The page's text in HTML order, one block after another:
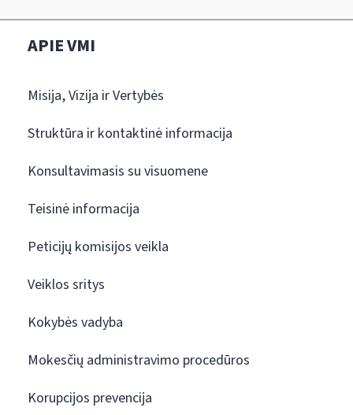
APIE VMI
Misija, Vizija ir Vertybės
Struktūra ir kontaktinė informacija
Konsultavimasis su visuomene
Teisinė informacija
Peticijų komisijos veikla
Veiklos sritys
Kokybės vadyba
Mokesčių administravimo procedūros
Korupcijos prevencija